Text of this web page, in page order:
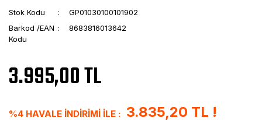
Stok Kodu
GP01030100101902
Barkod /EAN
Kodu
8683816013642
3.995,00 TL
%4 HAVALE İNDİRİMİ İLE : 3.835,20 TL !